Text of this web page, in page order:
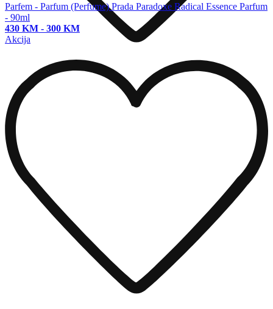
Parfem - Parfum (Perfume) Prada Paradoxe Radical Essence Parfum
- 90ml
430 KM - 300 KM
Akcija